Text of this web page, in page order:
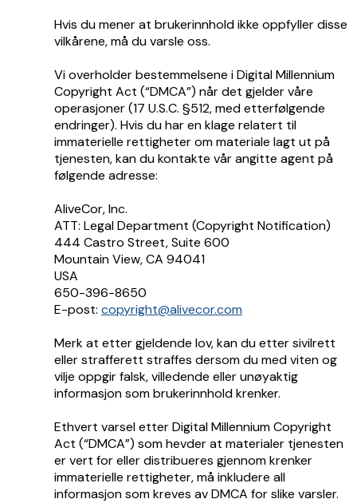
Hvis du mener at brukerinnhold ikke oppfyller disse
vilkårene, må du varsle oss.
Vi overholder bestemmelsene i Digital Millennium
Copyright Act (“DMCA”) når det gjelder våre
operasjoner (17 U.S.C. §512, med etterfølgende
endringer). Hvis du har en klage relatert til
immaterielle rettigheter om materiale lagt ut på
tjenesten, kan du kontakte vår angitte agent på
følgende adresse:
AliveCor, Inc.
ATT: Legal Department (Copyright Notification)
444 Castro Street, Suite 600
Mountain View, CA 94041
USA
650-396-8650
E-post: copyright@alivecor.com
Merk at etter gjeldende lov, kan du etter sivilrett
eller strafferett straffes dersom du med viten og
vilje oppgir falsk, villedende eller unøyaktig
informasjon som brukerinnhold krenker.
Ethvert varsel etter Digital Millennium Copyright
Act (“DMCA”) som hevder at materialer tjenesten
er vert for eller distribueres gjennom krenker
immaterielle rettigheter, må inkludere all
informasjon som kreves av DMCA for slike varsler.